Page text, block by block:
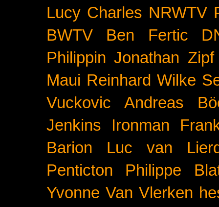
Lucy Charles NRWTV
BWTV
Ben Fertic
Philippin Jonathan Zipf
Maui Reinhard Wilke
Vuckovic
Andreas
Jenkins
Ironman
Barion
Luc van
Penticton
Philippe
Yvonne Van Vlerken